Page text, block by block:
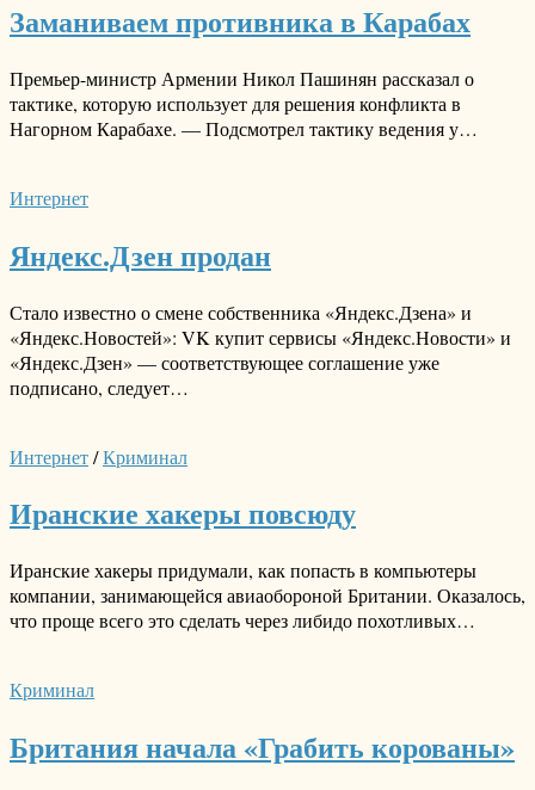
Заманиваем противника в Карабах
Премьер-министр Армении Никол Пашинян рассказал о
тактике, которую использует для решения конфликта в
Нагорном Карабахе. — Подсмотрел тактику ведения у…
Интернет
Яндекс.Дзен продан
Стало известно о смене собственника «Яндекс.Дзена» и
«Яндекс.Новостей»: VK купит сервисы «Яндекс.Новости» и
«Яндекс.Дзен» — соответствующее соглашение уже
подписано, следует…
Интернет/Криминал
Иранские хакеры повсюду
Иранские хакеры придумали, как попасть в компьютеры
компании, занимающейся авиаобороной Британии. Оказалось,
что проще всего это сделать через либидо похотливых…
Криминал
Британия начала «Грабить корованы»